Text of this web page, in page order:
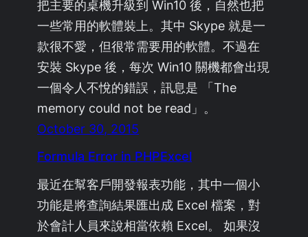
把主要的桌機升級到 Win10 後，自然也把
一些常用的軟體裝上。其中 Skype 就是一
款很不愛，但很常需要用的軟體。不過在
安裝 Skype 後，每次 Win10 關機都會出現
一個令人不悅的錯誤，訊息是 「The
memory could not be read」。
October 30, 2015
Formula Error in PHPExcel
最近在幫客戶開發報表功能，其中一個小
功能是將查詢結果匯出成 Excel 檔案，對
於會計人員來說相當依賴 Excel。 如果沒